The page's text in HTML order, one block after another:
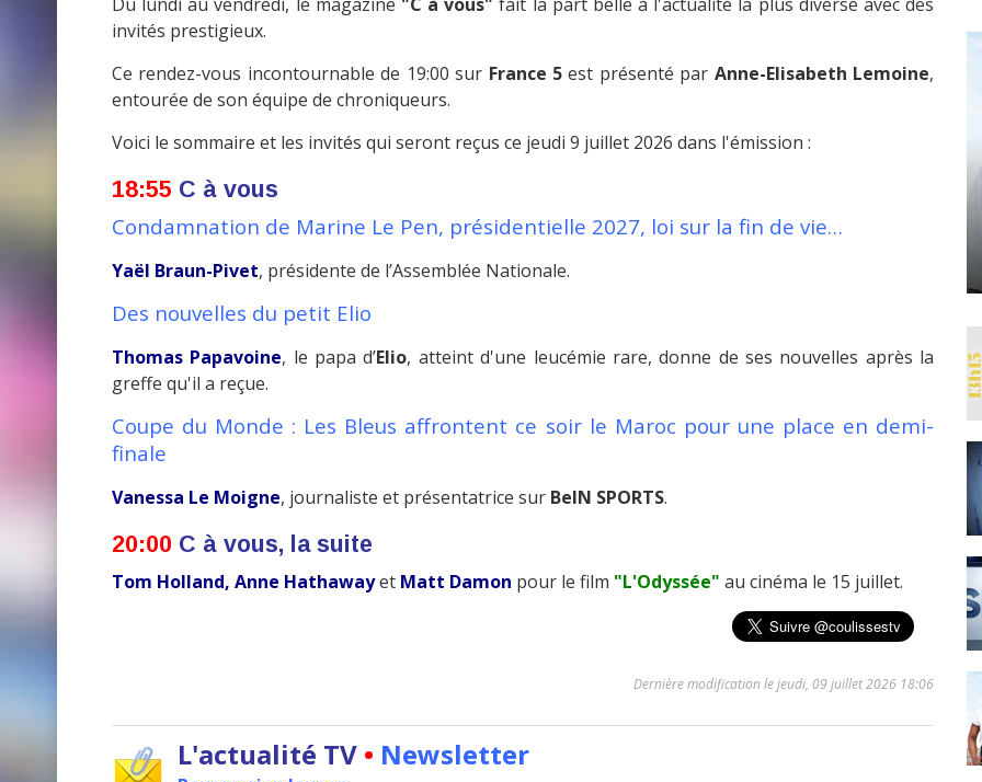
invités prestigieux.
Ce rendez-vous incontournable de 19:00 sur France 5est présenté par Anne-Elisabeth Lemoine,
entourée de son équipe de chroniqueurs.
Voici le sommaire et les invités qui seront reçus ce jeudi 9 juillet 2026 dans l'émission :
18:55 C à vous
Condamnation de Marine Le Pen, présidentielle 2027, loi sur la fin de vie…
Yaël Braun-Pivet, présidente de l’Assemblée Nationale.
Des nouvelles du petit Elio
Thomas Papavoine, le papa d’Elio, atteint d'une leucémie rare, donne de ses nouvelles après la
greffe qu'il a reçue.
Coupe du Monde : Les Bleus affrontent ce soir le Maroc pour une place en demi-
finale
Vanessa Le Moigne, journaliste et présentatrice sur BeIN SPORTS.
20:00 C à vous, la suite
Tom Holland, Anne Hathawayet Matt Damon pour le film "L'Odyssée" au cinéma le 15 juillet.
Dernière modification le jeudi, 09 juillet 2026 18:06
L'actualité TV • Newsletter